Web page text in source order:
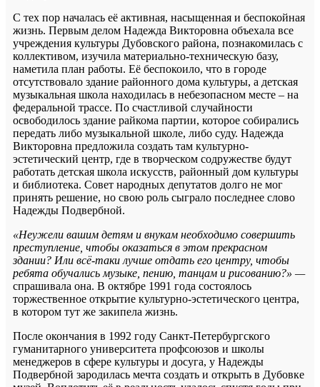
С тех пор началась её активная, насыщенная и беспокойная
жизнь. Первым делом Надежда Викторовна объехала все
учреждения культуры Дубовского района, познакомилась с
коллективом, изучила материально-техническую базу,
наметила план работы. Её беспокоило, что в городе
отсутствовало здание районного дома культуры, а детская
музыкальная школа находилась в небезопасном месте – на
федеральной трассе. По счастливой случайности
освободилось здание райкома партии, которое собирались
передать либо музыкальной школе, либо суду. Надежда
Викторовна предложила создать там культурно-
эстетический центр, где в творческом содружестве будут
работать детская школа искусств, районный дом культуры
и библиотека. Совет народных депутатов долго не мог
принять решение, но свою роль сыграло последнее слово
Надежды Подвербной.
«Неужели вашим детям и внукам необходимо совершить
преступление, чтобы оказаться в этом прекрасном
здании? Или всё-таки лучше отдать его центру, чтобы
ребята обучались музыке, пению, танцам и рисованию?» —
спрашивала она. В октябре 1991 года состоялось
торжественное открытие культурно-эстетического центра,
в котором тут же закипела жизнь.
После окончания в 1992 году Санкт-Петербургского
гуманитарного университета профсоюзов и школы
менеджеров в сфере культуры и досуга, у Надежды
Подвербной зародилась мечта создать и открыть в Дубовке